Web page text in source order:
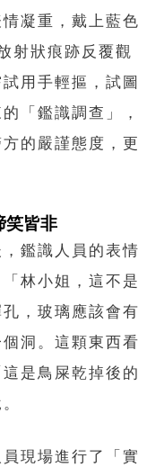
凝重，戴上藍色
射狀痕跡反覆觀
用手輕摳，試圖
「鑑識調查」，
的嚴謹態度，更
笑皆非
鑑識人員的表情
林小姐，這不是
，玻璃應該會有
洞。這顆東西看
是鳥屎乾掉後的
現場進行了「實